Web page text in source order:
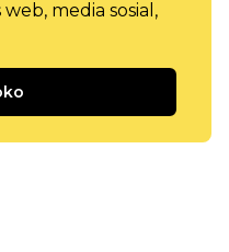
media sosial,